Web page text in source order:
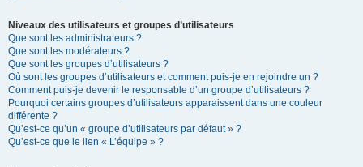
Niveaux des utilisateurs et groupes d’utilisateurs
Que sont les administrateurs ?
Que sont les modérateurs ?
Que sont les groupes d’utilisateurs ?
Où sont les groupes d’utilisateurs et comment puis-je en rejoindre un ?
Comment puis-je devenir le responsable d’un groupe d’utilisateurs ?
Pourquoi certains groupes d’utilisateurs apparaissent dans une couleur
différente ?
Qu’est-ce qu’un « groupe d’utilisateurs par défaut » ?
Qu’est-ce que le lien « L’équipe » ?